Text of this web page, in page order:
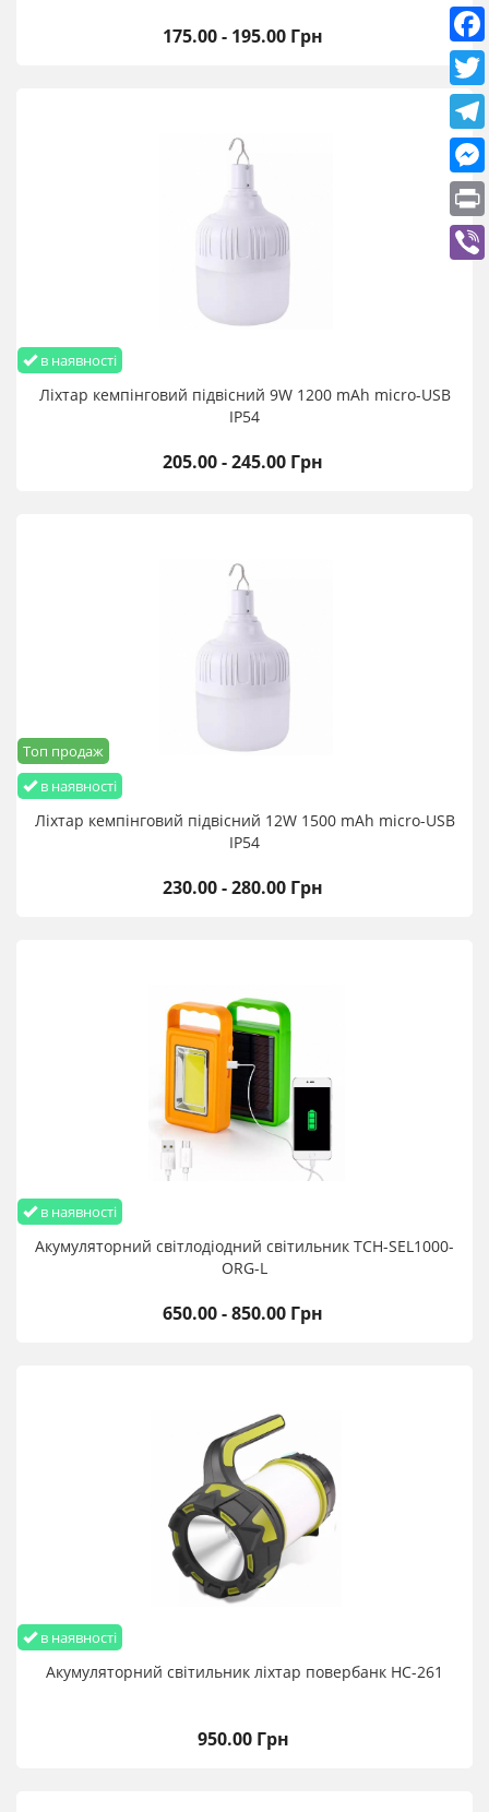
175.00 - 195.00 Грн
в наявності
Ліхтар кемпінговий підвісний 9W 1200 mАh micro-USB
IP54
205.00 - 245.00 Грн
в наявності
Топ продаж
Ліхтар кемпінговий підвісний 12W 1500 mАh micro-USB
IP54
230.00 - 280.00 Грн
в наявності
Акумуляторний світлодіодний світильник TCH-SEL1000-
ORG-L
650.00 - 850.00 Грн
в наявності
Акумуляторний світильник ліхтар повербанк HC-261
950.00 Грн